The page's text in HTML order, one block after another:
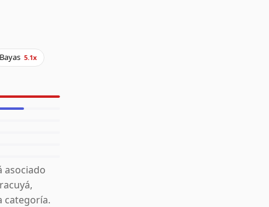
Bayas 5.1x
asociado
categoría.